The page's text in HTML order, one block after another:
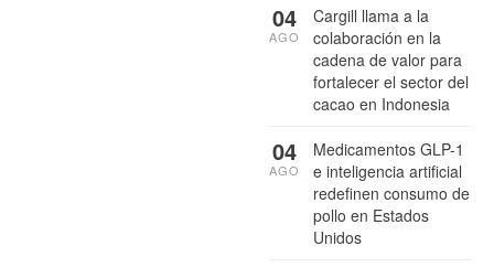
Cargill llama a la
colaboración en la
cadena de valor para
fortalecer el sector del
cacao en Indonesia
04
AGO
Medicamentos GLP-1
e inteligencia artificial
redefinen consumo de
pollo en Estados
Unidos
04
AGO